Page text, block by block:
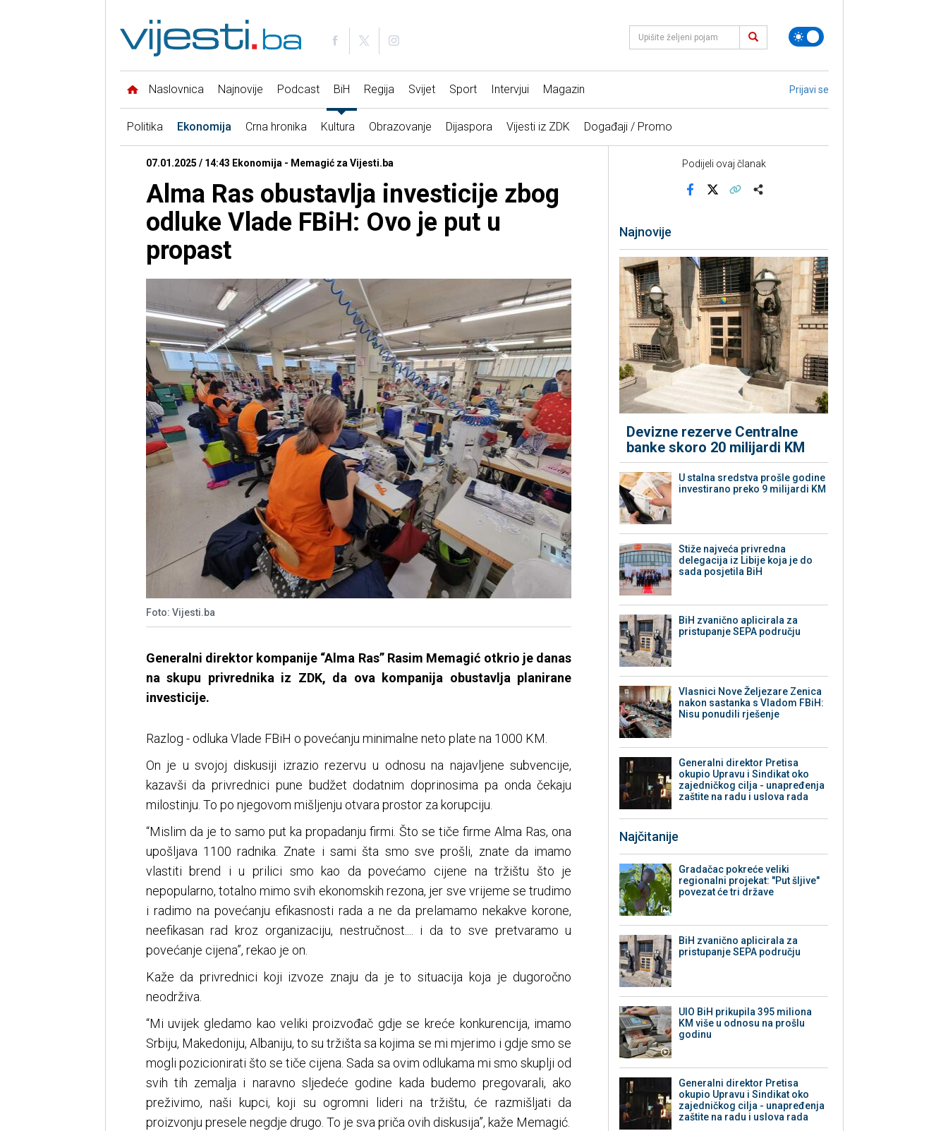
Naslovnica Najnovije Podcast BiH Regija Svijet Sport Intervjui Magazin Prijavi se
Politika Ekonomija Crna hronika Kultura Obrazovanje Dijaspora Vijesti iz ZDK Događaji / Promo
07.01.2025 / 14:43 Ekonomija - Memagić za Vijesti.ba
Alma Ras obustavlja investicije zbog
odluke Vlade FBiH: Ovo je put u
propast
Foto: Vijesti.ba
Generalni direktor kompanije “Alma Ras” Rasim Memagić otkrio je danas
na skupu privrednika iz ZDK, da ova kompanija obustavlja planirane
investicije.
Razlog - odluka Vlade FBiH o povećanju minimalne neto plate na 1000 KM.
On je u svojoj diskusiji izrazio rezervu u odnosu na najavljene subvencije,
kazavši da privrednici pune budžet dodatnim doprinosima pa onda čekaju
milostinju. To po njegovom mišljenju otvara prostor za korupciju.
“Mislim da je to samo put ka propadanju firmi. Što se tiče firme Alma Ras, ona
upošljava 1100 radnika. Znate i sami šta smo sve prošli, znate da imamo
vlastiti brend i u prilici smo kao da povećamo cijene na tržištu što je
nepopularno, totalno mimo svih ekonomskih rezona, jer sve vrijeme se trudimo
i radimo na povećanju efikasnosti rada a ne da prelamamo nekakve korone,
neefikasan rad kroz organizaciju, nestručnost.... i da to sve pretvaramo u
povećanje cijena”, rekao je on.
Kaže da privrednici koji izvoze znaju da je to situacija koja je dugoročno
neodrživa.
“Mi uvijek gledamo kao veliki proizvođač gdje se kreće konkurencija, imamo
Srbiju, Makedoniju, Albaniju, to su tržišta sa kojima se mi mjerimo i gdje smo se
mogli pozicionirati što se tiče cijena. Sada sa ovim odlukama mi smo skuplji od
svih tih zemalja i naravno sljedeće godine kada budemo pregovarali, ako
preživimo, naši kupci, koji su ogromni lideri na tržištu, će razmišljati da
proizvonju presele negdje drugo. To je sva priča ovih diskusija”, kaže Memagić.
Podijeli ovaj članak
Najnovije
Devizne rezerve Centralne
banke skoro 20 milijardi KM
U stalna sredstva prošle godine
investirano preko 9 milijardi KM
Stiže najveća privredna
delegacija iz Libije koja je do
sada posjetila BiH
BiH zvanično aplicirala za
pristupanje SEPA području
Vlasnici Nove Željezare Zenica
nakon sastanka s Vladom FBiH:
Nisu ponudili rješenje
Generalni direktor Pretisa
okupio Upravu i Sindikat oko
zajedničkog cilja - unapređenja
zaštite na radu i uslova rada
Najčitanije
Gradačac pokreće veliki
regionalni projekat: "Put šljive"
povezat će tri države
BiH zvanično aplicirala za
pristupanje SEPA području
UIO BiH prikupila 395 miliona
KM više u odnosu na prošlu
godinu
Generalni direktor Pretisa
okupio Upravu i Sindikat oko
zajedničkog cilja - unapređenja
zaštite na radu i uslova rada